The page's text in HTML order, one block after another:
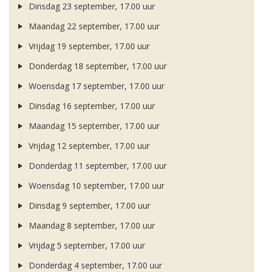
Dinsdag 23 september, 17.00 uur
Maandag 22 september, 17.00 uur
Vrijdag 19 september, 17.00 uur
Donderdag 18 september, 17.00 uur
Woensdag 17 september, 17.00 uur
Dinsdag 16 september, 17.00 uur
Maandag 15 september, 17.00 uur
Vrijdag 12 september, 17.00 uur
Donderdag 11 september, 17.00 uur
Woensdag 10 september, 17.00 uur
Dinsdag 9 september, 17.00 uur
Maandag 8 september, 17.00 uur
Vrijdag 5 september, 17.00 uur
Donderdag 4 september, 17.00 uur